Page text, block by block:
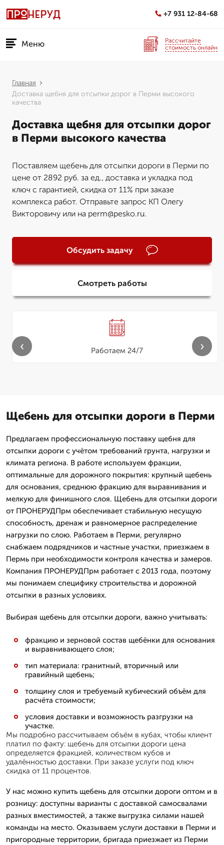
+7 931 12-84-68
Меню
Рассчитайте
стоимость онлайн
Главная
Доставка щебня для отсыпки дорог в Перми высокого
качества
Доставка щебня для отсыпки дорог
в Перми высокого качества
Поставляем щебень для отсыпки дороги в Перми по
цене от 2892 руб. за ед., доставка и укладка под
ключ с гарантией, скидка от 11% при заказе
комплекса работ. Отправьте запрос КП Олегу
Викторовичу или на perm@pesko.ru.
Обсудить задачу
Смотреть работы
Работаем 24/7
‹ ›
Щебень для отсыпки дороги в Перми
Предлагаем профессиональную поставку щебня для
отсыпки дороги с учётом требований грунта, нагрузки и
климата региона. В работе используем фракции,
оптимальные для дорожного покрытия: крупный щебень
для основания, среднюю фракцию для выравнивания и
мелкую для финишного слоя. Щебень для отсыпки дороги
от ПРОНЕРУДПрм обеспечивает стабильную несущую
способность, дренаж и равномерное распределение
нагрузки по слою. Работаем в Перми, регулярно
снабжаем подрядчиков и частные участки, приезжаем в
Пермь при необходимости контроля качества и замеров.
Компания ПРОНЕРУДПрм работает с 2013 года, поэтому
мы понимаем специфику строительства и дорожной
отсыпки в разных условиях.
Выбирая щебень для отсыпки дороги, важно учитывать:
фракцию и зерновой состав щебёнки для основания
и выравнивающего слоя;
тип материала: гранитный, вторичный или
гравийный щебень;
толщину слоя и требуемый кубический объём для
расчёта стоимости;
условия доставки и возможность разгрузки на
участке.
Мы подробно рассчитываем объём в кубах, чтобы клиент
платил по факту: щебень для отсыпки дороги цена
определяется фракцией, количеством кубов и
удалённостью доставки. При заказе услуги под ключ
скидка от 11 процентов.
У нас можно купить щебень для отсыпки дороги оптом и в
розницу: доступны варианты с доставкой самосвалами
разных вместимостей, а также выгрузка силами нашей
команды на место. Оказываем услуги доставки в Перми и
пригородные территории, бригада приезжает из Перми